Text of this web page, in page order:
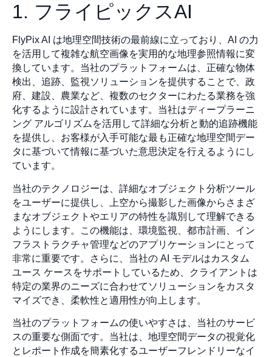
1. フライピックスAI
FlyPix AI は地理空間技術の最前線に立っており、AI の力
を活用して複雑な航空画像を実用的な地理参照情報に変
換しています。当社のプラットフォームは、正確な物体
検出、追跡、監視ソリューションを提供することで、政
府、建設、農業など、複数のセクターにわたる業務を強
化するように設計されています。当社はディープラーニ
ング アルゴリズムを活用して詳細な分析と動的追跡機能
を提供し、お客様が入手可能な最も正確な地理空間デー
タに基づいて情報に基づいた意思決定を行えるようにし
ています。
当社のテクノロジーは、詳細なオブジェクト分析ツール
をユーザーに提供し、上空から撮影した画像からさまざ
まなオブジェクトやエリアの特性を識別して理解できる
ようにします。この機能は、環境監視、都市計画、イン
フラストラクチャ管理などのアプリケーションにとって
非常に重要です。さらに、当社の AI モデルはカスタム
ユース ケースをサポートしているため、クライアントは
特定の業界のニーズに合わせてソリューションをカスタ
マイズでき、柔軟性と適用性が向上します。
当社のプラットフォームの使いやすさは、当社のサービ
スの重要な側面です。当社は、地理空間データの視覚化
とレポート作成を簡素化するユーザーフレンドリーなイ